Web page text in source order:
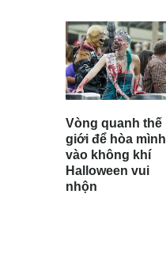
Vòng quanh thế
giới để hòa mình
vào không khí
Halloween vui
nhộn